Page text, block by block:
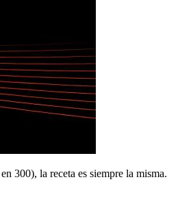
300), la receta es siempre la misma.